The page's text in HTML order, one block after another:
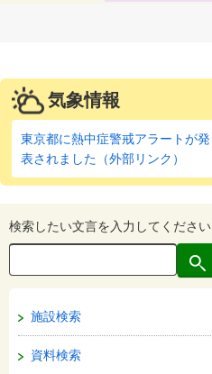
気象情報
東京都に熱中症警戒アラートが発
表されました（外部リンク）
検索したい文言を入力してください
施設検索
資料検索